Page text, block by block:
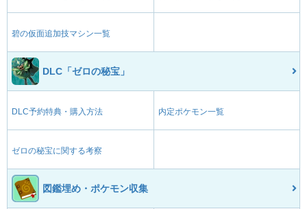
碧の仮面追加技マシン一覧
DLC「ゼロの秘宝」
DLC予約特典・購入方法 内定ポケモン一覧
ゼロの秘宝に関する考察
図鑑埋め・ポケモン収集